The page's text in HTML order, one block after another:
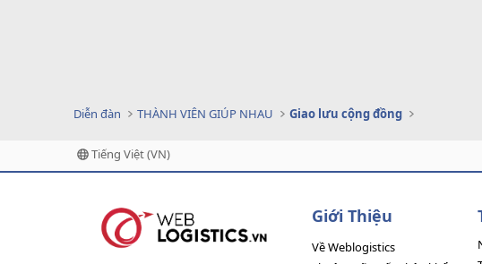
Diễn đàn THÀNH VIÊN GIÚP NHAU Giao lưu cộng đồng
Tiếng Việt (VN)
Giới Thiệu
Về Weblogistics